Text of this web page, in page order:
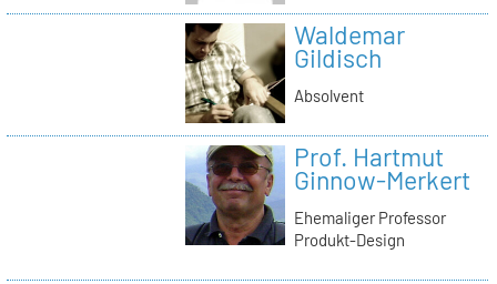
Waldemar
Gildisch
Absolvent
Prof. Hartmut
Ginnow-Merkert
Ehemaliger Professor
Produkt-Design